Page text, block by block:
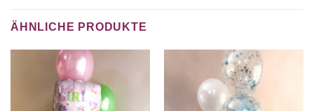
ÄHNLICHE PRODUKTE